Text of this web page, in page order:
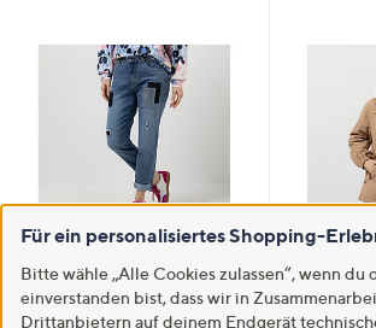
DINE 'N' DANCE Jeanshose
Boyfriend 7/8 Länge Patches 5-
platzierter
Für ein personalisiertes Shopping-
Bitte wähle „Alle Cookies zulassen“, wenn du
einverstanden bist, dass wir in
Drittanbietern auf deinem Endgerät